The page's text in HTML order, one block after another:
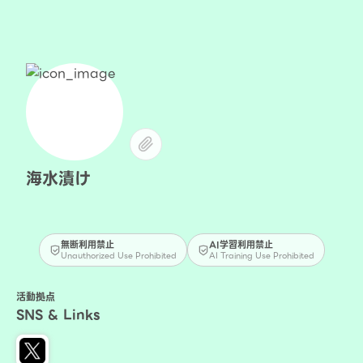
海水漬け
無断利用禁止
Unauthorized Use Prohibited
AI学習利用禁止
AI Training Use Prohibited
活動拠点
SNS & Links